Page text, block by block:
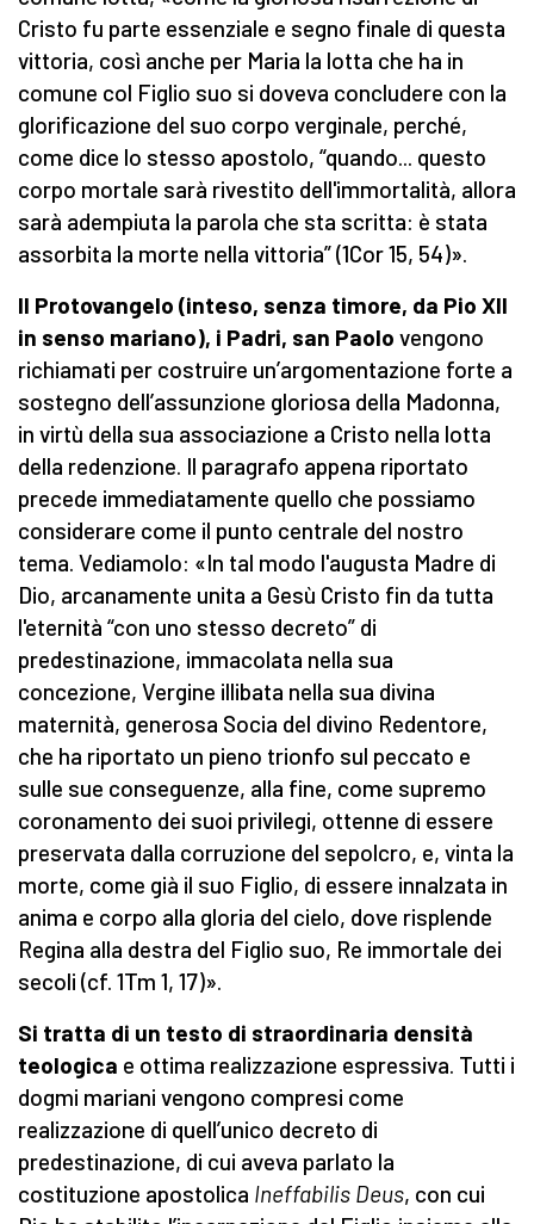
Cristo fu parte essenziale e segno finale di questa
vittoria, così anche per Maria la lotta che ha in
comune col Figlio suo si doveva concludere con la
glorificazione del suo corpo verginale, perché,
come dice lo stesso apostolo, “quando... questo
corpo mortale sarà rivestito dell'immortalità, allora
sarà adempiuta la parola che sta scritta: è stata
assorbita la morte nella vittoria” (1Cor 15, 54)».
Il Protovangelo (inteso, senza timore, da Pio XII
in senso mariano), i Padri, san Paolo vengono
richiamati per costruire un’argomentazione forte a
sostegno dell’assunzione gloriosa della Madonna,
in virtù della sua associazione a Cristo nella lotta
della redenzione. Il paragrafo appena riportato
precede immediatamente quello che possiamo
considerare come il punto centrale del nostro
tema. Vediamolo: «In tal modo l'augusta Madre di
Dio, arcanamente unita a Gesù Cristo fin da tutta
l'eternità “con uno stesso decreto” di
predestinazione, immacolata nella sua
concezione, Vergine illibata nella sua divina
maternità, generosa Socia del divino Redentore,
che ha riportato un pieno trionfo sul peccato e
sulle sue conseguenze, alla fine, come supremo
coronamento dei suoi privilegi, ottenne di essere
preservata dalla corruzione del sepolcro, e, vinta la
morte, come già il suo Figlio, di essere innalzata in
anima e corpo alla gloria del cielo, dove risplende
Regina alla destra del Figlio suo, Re immortale dei
secoli (cf. 1Tm 1, 17)».
Si tratta di un testo di straordinaria densità
teologica e ottima realizzazione espressiva. Tutti i
dogmi mariani vengono compresi come
realizzazione di quell’unico decreto di
predestinazione, di cui aveva parlato la
costituzione apostolica Ineffabilis Deus, con cui